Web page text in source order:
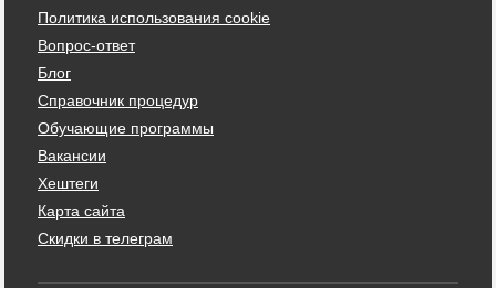
Политика использования cookie
Вопрос-ответ
Блог
Справочник процедур
Обучающие программы
Вакансии
Хештеги
Карта сайта
Скидки в телеграм